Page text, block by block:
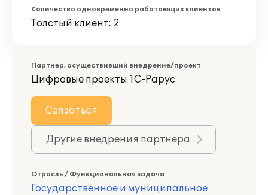
Количество одновременно работающих клиентов
Толстый клиент: 2
Партнер, осуществивший внедрение/проект
Цифровые проекты 1С-Рарус
Связаться
Другие внедрения партнера
Отрасль / Функциональная задача
Государственное и муниципальное